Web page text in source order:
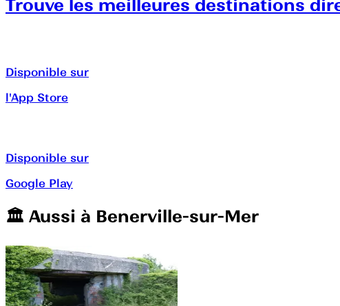
Trouve les meilleures destinations
Disponible sur
l'App Store
Disponible sur
Google Play
🏛️️ Aussi à Benerville-sur-Mer